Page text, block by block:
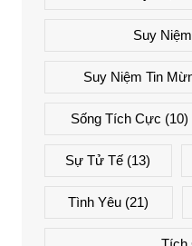
Suy
Suy Niệm Tin
Sống Tích Cực (10)
Sự Tử Tế (13)
Tình Yêu (21)